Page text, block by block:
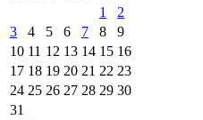
1
2
3
4 5 6 7 8
9
10 11 12 13 14 15 16
17 18 19 20 21 22 23
24 25 26 27 28 29 30
31